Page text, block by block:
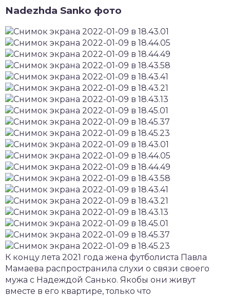
Nadezhda Sanko фото
К концу лета 2021 года жена футболиста Павла
Мамаева распространила слухи о связи своего
мужа с Надеждой Санько. Якобы они живут
вместе в его квартире, только что